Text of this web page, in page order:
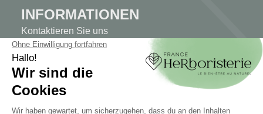
INFORMATIONEN
Kontaktieren Sie uns
Sitemap
Unser Kräuterladen
Lieferung
Sicheres Bezahlen